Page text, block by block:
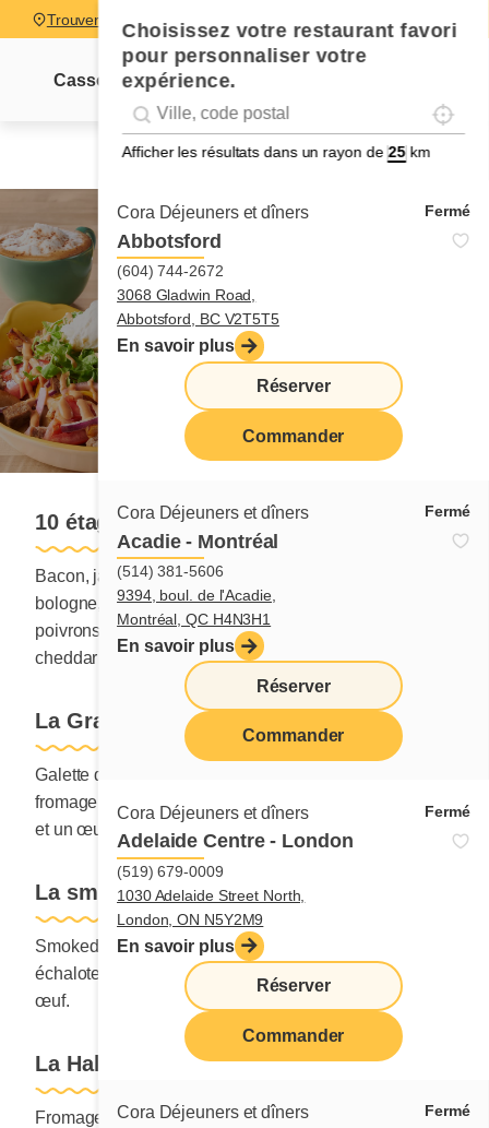
Choisissez votre restaurant favori
pour personnaliser votre
expérience.
Geolocation
Géolocalisation
Afficher les résultats dans un rayon de km
Cora Déjeuners et dîners Fermé
Abbotsford
(604) 744-2672
3068 Gladwin Road,
Abbotsford, BC V2T5T5
En savoir plus
Réserver
Commander
Cora Déjeuners et dîners Fermé
Acadie - Montréal
(514) 381-5606
9394, boul. de l'Acadie,
Montréal, QC H4N3H1
En savoir plus
Réserver
Commander
Cora Déjeuners et dîners Fermé
Adelaide Centre - London
(519) 679-0009
1030 Adelaide Street North,
London, ON N5Y2M9
En savoir plus
Réserver
Commander
Cora Déjeuners et dîners Fermé
Trouver un restaurant
Cassolettes Sucrés-salés
cassolettes
10 étages
Bacon, jambon, saucisses, saucisses fumées,
bologne, épinards, échalotes, tomates, oignons,
poivrons, champignons, pommes de terre, fromage
cheddar gratiné et un œuf.
La Grande bouffe
Galette de bœuf, tomates, laitue, oignons rouges,
fromage en tranches, sauce à burger, pommes de terre
et un œuf.
La smoked meat de Montréal
Smoked meat de Montréal, fromage en grains,
échalotes, sauce hollandaise, pommes de terre et un
œuf.
La Halloumi et chorizo
Fromage Halloumi, chorizo, épinards, olives noires,